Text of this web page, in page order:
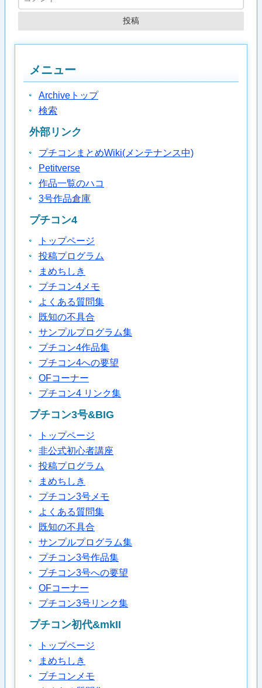
メニュー
Archiveトップ
検索
外部リンク
プチコンまとめWiki(メンテナンス中)
Petitverse
作品一覧のハコ
3号作品倉庫
プチコン4
トップページ
投稿プログラム
まめちしき
プチコン4メモ
よくある質問集
既知の不具合
サンプルプログラム集
プチコン4作品集
プチコン4への要望
OFコーナー
プチコン4 リンク集
プチコン3号&BIG
トップページ
非公式初心者講座
投稿プログラム
まめちしき
プチコン3号メモ
よくある質問集
既知の不具合
サンプルプログラム集
プチコン3号作品集
プチコン3号への要望
OFコーナー
プチコン3号リンク集
プチコン初代&mkII
トップページ
まめちしき
プチコンメモ